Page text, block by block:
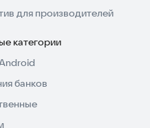
для производителей
категории
банков